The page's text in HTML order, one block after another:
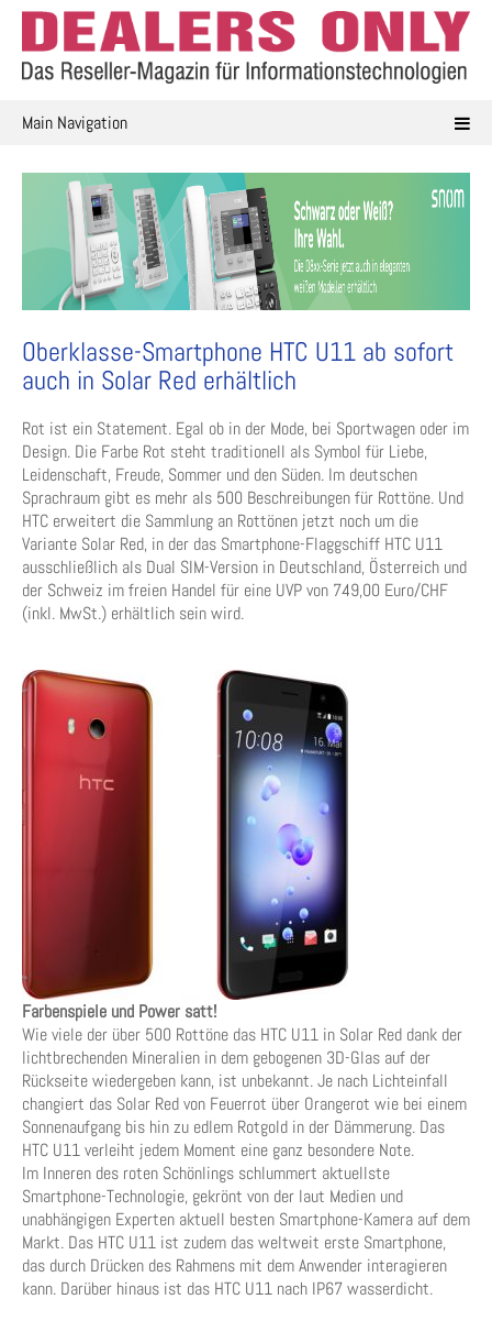
Skip
content
Main Navigation
Oberklasse-Smartphone HTC U11 ab sofort
auch in Solar Red erhältlich
Rot ist ein Statement. Egal ob in der Mode, bei Sportwagen oder im
Design. Die Farbe Rot steht traditionell als Symbol für Liebe,
Leidenschaft, Freude, Sommer und den Süden. Im deutschen
Sprachraum gibt es mehr als 500 Beschreibungen für Rottöne. Und
HTC erweitert die Sammlung an Rottönen jetzt noch um die
Variante Solar Red, in der das Smartphone-Flaggschiff HTC U11
ausschließlich als Dual SIM-Version in Deutschland, Österreich und
der Schweiz im freien Handel für eine UVP von 749,00 Euro/CHF
(inkl. MwSt.) erhältlich sein wird.
Farbenspiele und Power satt!
Wie viele der über 500 Rottöne das HTC U11 in Solar Red dank der
lichtbrechenden Mineralien in dem gebogenen 3D-Glas auf der
Rückseite wiedergeben kann, ist unbekannt. Je nach Lichteinfall
changiert das Solar Red von Feuerrot über Orangerot wie bei einem
Sonnenaufgang bis hin zu edlem Rotgold in der Dämmerung. Das
HTC U11 verleiht jedem Moment eine ganz besondere Note.
Im Inneren des roten Schönlings schlummert aktuellste
Smartphone-Technologie, gekrönt von der laut Medien und
unabhängigen Experten aktuell besten Smartphone-Kamera auf dem
Markt. Das HTC U11 ist zudem das weltweit erste Smartphone,
das durch Drücken des Rahmens mit dem Anwender interagieren
kann. Darüber hinaus ist das HTC U11 nach IP67 wasserdicht.